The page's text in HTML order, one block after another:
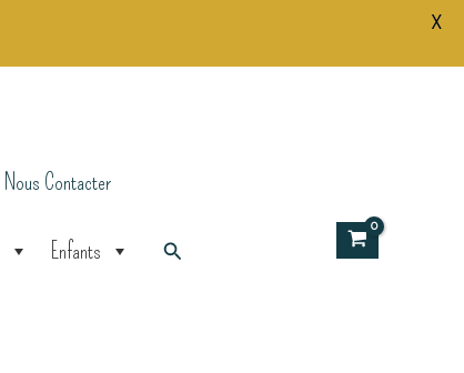
Nous Contacter
Enfants Rechercher
X